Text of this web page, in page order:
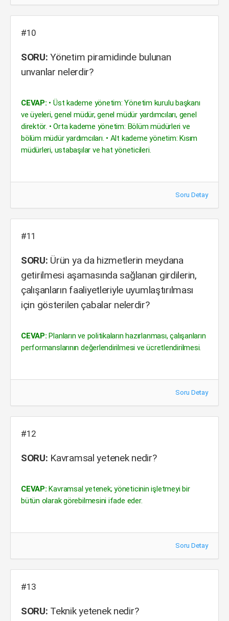
#10
SORU: Yönetim piramidinde bulunan
unvanlar nelerdir?
CEVAP: • Üst kademe yönetim: Yönetim kurulu başkanı
ve üyeleri, genel müdür, genel müdür yardımcıları, genel
direktör. • Orta kademe yönetim: Bölüm müdürleri ve
bölüm müdür yardımcıları. • Alt kademe yönetim: Kısım
müdürleri, ustabaşılar ve hat yöneticileri.
Soru Detay
#11
SORU: Ürün ya da hizmetlerin meydana
getirilmesi aşamasında sağlanan girdilerin,
çalışanların faaliyetleriyle uyumlaştırılması
için gösterilen çabalar nelerdir?
CEVAP: Planların ve politikaların hazırlanması, çalışanların
performanslarının değerlendirilmesi ve ücretlendirilmesi.
Soru Detay
#12
SORU: Kavramsal yetenek nedir?
CEVAP: Kavramsal yetenek; yöneticinin işletmeyi bir
bütün olarak görebilmesini ifade eder.
Soru Detay
#13
SORU: Teknik yetenek nedir?